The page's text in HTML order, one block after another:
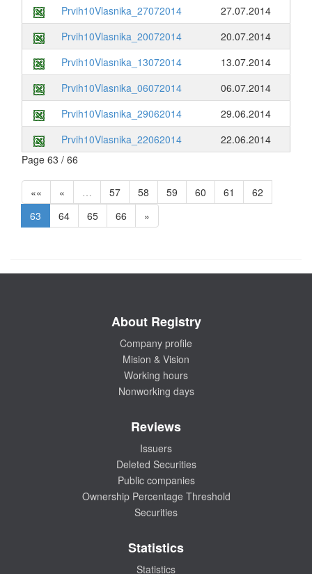
Prvih10Vlasnika_27072014
27.07.2014
Prvih10Vlasnika_20072014
20.07.2014
Prvih10Vlasnika_13072014
13.07.2014
Prvih10Vlasnika_06072014
06.07.2014
Prvih10Vlasnika_29062014
29.06.2014
Prvih10Vlasnika_22062014
22.06.2014
Page 63 / 66
«« « … 57 58 59 60 61
62
63
64 65 66 »
About Registry
Company profile
Mision & Vision
Working hours
Nonworking days
Reviews
Issuers
Deleted Securities
Public companies
Ownership Percentage Threshold
Securities
Statistics
Statistics